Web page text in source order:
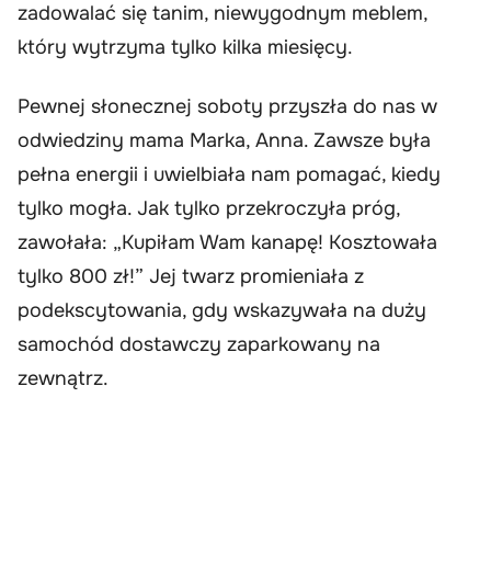
zadowalać się tanim, niewygodnym meblem,
który wytrzyma tylko kilka miesięcy.
Pewnej słonecznej soboty przyszła do nas w
odwiedziny mama Marka, Anna. Zawsze była
pełna energii i uwielbiała nam pomagać, kiedy
tylko mogła. Jak tylko przekroczyła próg,
zawołała: „Kupiłam Wam kanapę! Kosztowała
tylko 800 zł!” Jej twarz promieniała z
podekscytowania, gdy wskazywała na duży
samochód dostawczy zaparkowany na
zewnątrz.